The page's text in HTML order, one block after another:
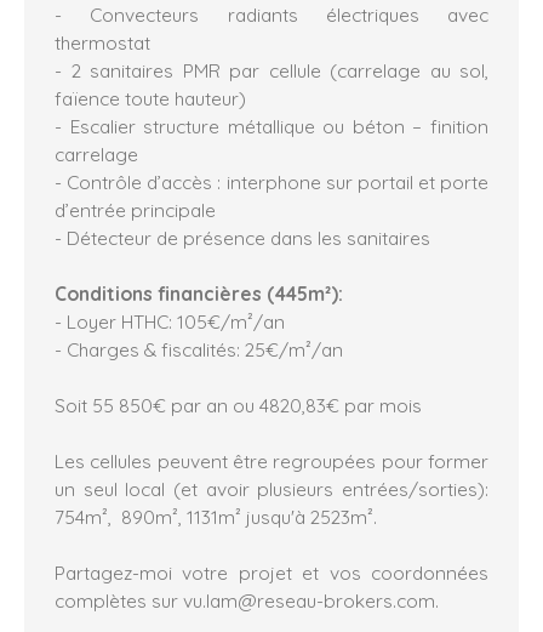
- Convecteurs radiants électriques avec
thermostat
- 2 sanitaires PMR par cellule (carrelage au sol,
faïence toute hauteur)
- Escalier structure métallique ou béton – finition
carrelage
- Contrôle d’accès : interphone sur portail et porte
d’entrée principale
- Détecteur de présence dans les sanitaires
Conditions financières (445m²):
- Loyer HTHC: 105€/m²/an
- Charges & fiscalités: 25€/m²/an
Soit 55 850€ par an ou 4820,83€ par mois
Les cellules peuvent être regroupées pour former
un seul local (et avoir plusieurs entrées/sorties):
754m², 890m², 1131m² jusqu'à 2523m².
Partagez-moi votre projet et vos coordonnées
complètes sur vu.lam@reseau-brokers.com.